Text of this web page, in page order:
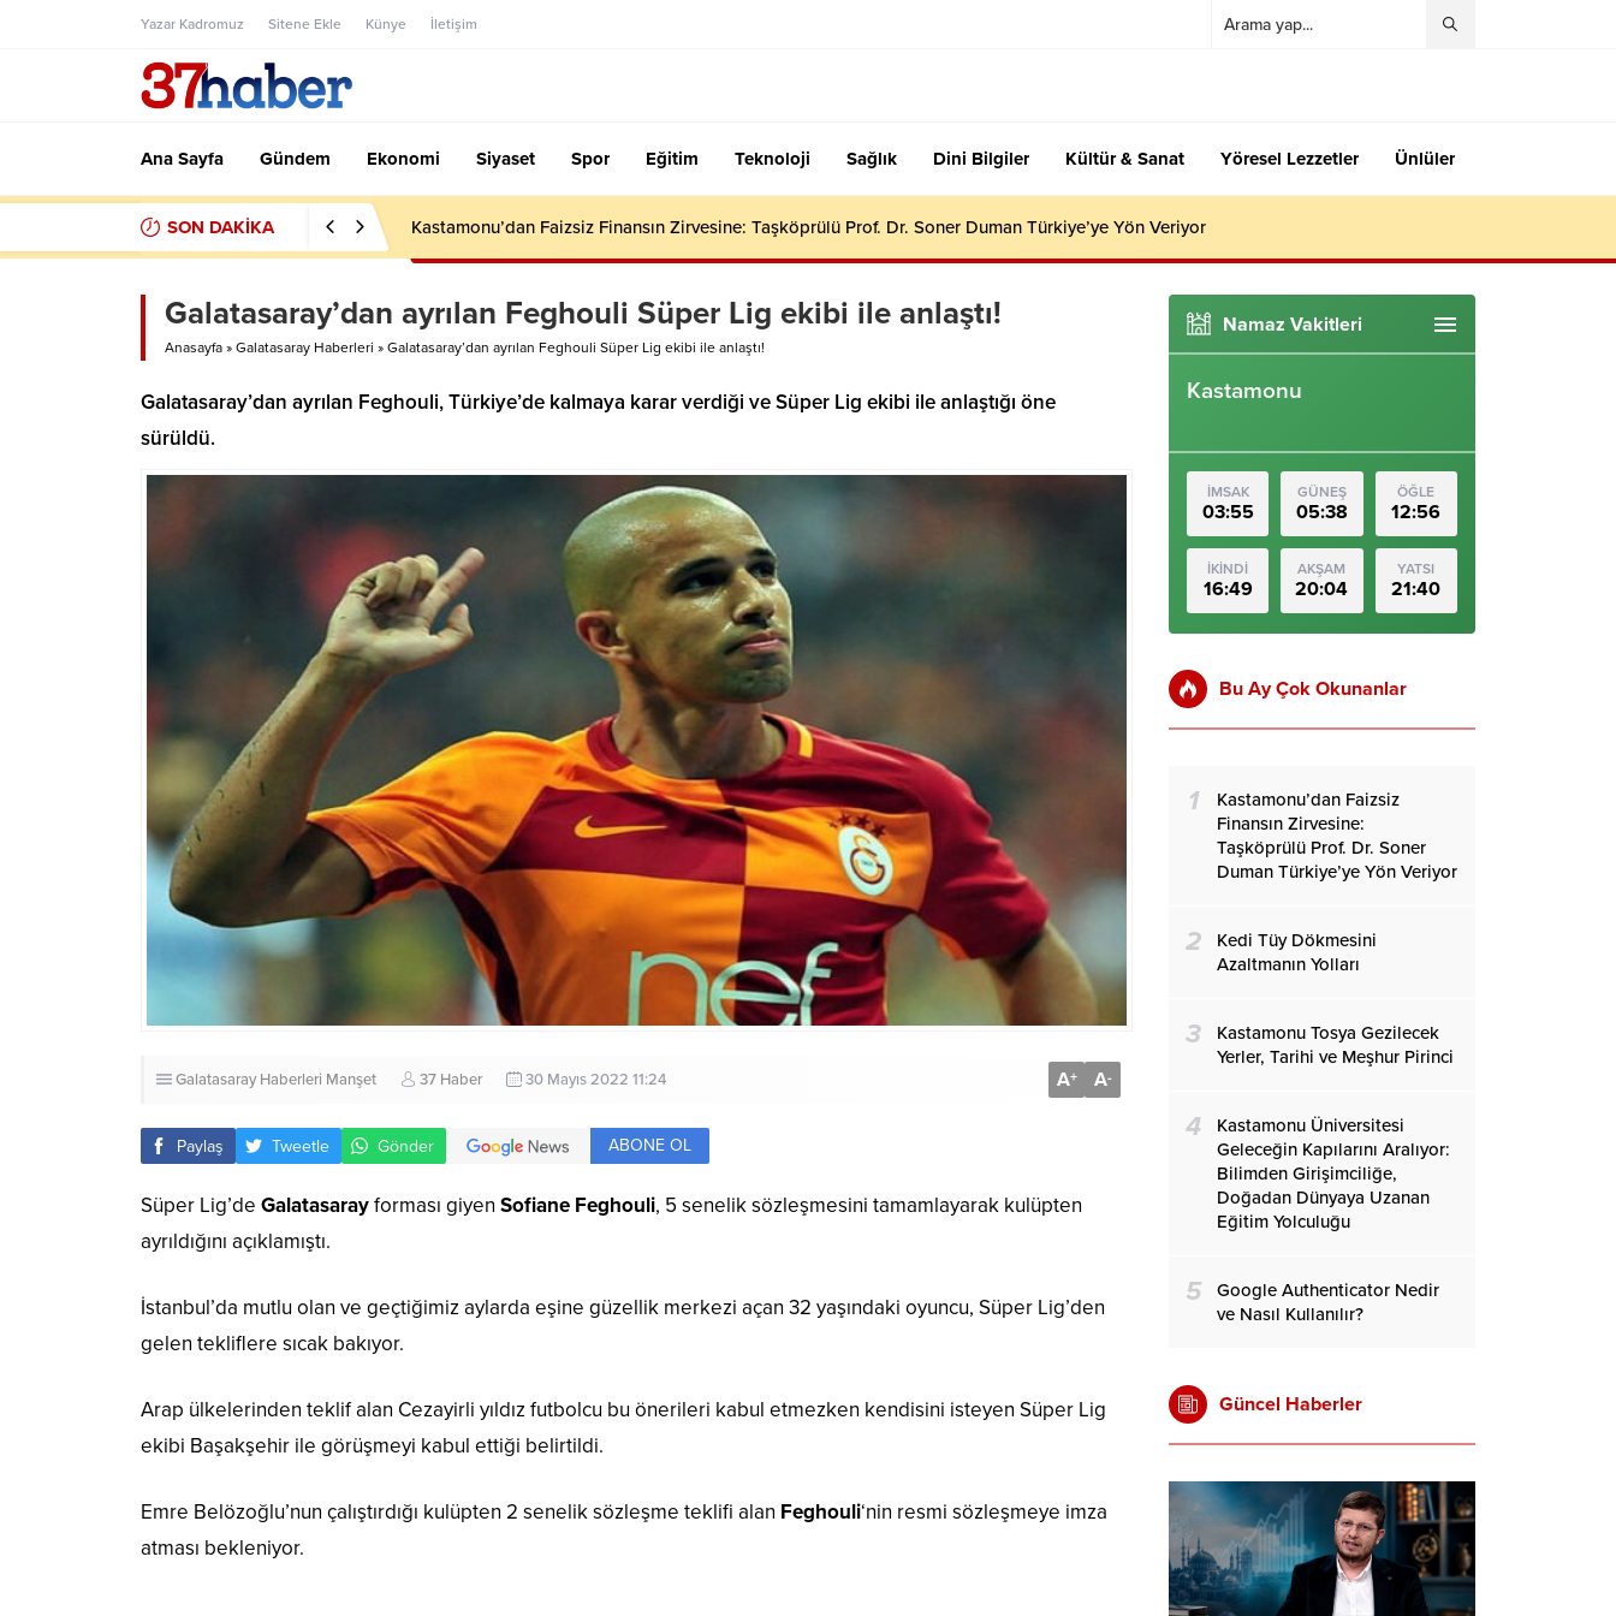
Yazar Kadromuz Sitene Ekle Künye İletişim
Ana Sayfa Gündem Ekonomi Siyaset Spor Eğitim Teknoloji Sağlık Dini Bilgiler Kültür & Sanat Yöresel Lezzetler Ünlüler
SON DAKİKA Kastamonu’dan Faizsiz Finansın Zirvesine: Taşköprülü Prof. Dr. Soner Duman Türkiye’ye Yön Veriyor
Galatasaray’dan ayrılan Feghouli Süper Lig ekibi ile anlaştı!
Anasayfa » Galatasaray Haberleri » Galatasaray’dan ayrılan Feghouli Süper Lig ekibi ile anlaştı!
Galatasaray’dan ayrılan Feghouli, Türkiye’de kalmaya karar verdiği ve Süper Lig ekibi ile anlaştığı öne
sürüldü.
Galatasaray Haberleri Manşet 37 Haber 30 Mayıs 2022 11:24 A+ A-
Paylaş Tweetle Gönder ABONE OL
Süper Lig’de Galatasarayforması giyen Sofiane Feghouli, 5 senelik sözleşmesini tamamlayarak kulüpten
ayrıldığını açıklamıştı.
İstanbul’da mutlu olan ve geçtiğimiz aylarda eşine güzellik merkezi açan 32 yaşındaki oyuncu, Süper Lig’den
gelen tekliflere sıcak bakıyor.
Arap ülkelerinden teklif alan Cezayirli yıldız futbolcu bu önerileri kabul etmezken kendisini isteyen Süper Lig
ekibi Başakşehir ile görüşmeyi kabul ettiği belirtildi.
Emre Belözoğlu’nun çalıştırdığı kulüpten 2 senelik sözleşme teklifi alan Feghouli‘nin resmi sözleşmeye imza
atması bekleniyor.
Namaz Vakitleri
Kastamonu
İMSAK
03:55
GÜNEŞ
05:38
ÖĞLE
12:56
İKİNDİ
16:49
AKŞAM
20:04
YATSI
21:40
Bu Ay Çok Okunanlar
1
Kastamonu’dan Faizsiz
Finansın Zirvesine:
Taşköprülü Prof. Dr. Soner
Duman Türkiye’ye Yön Veriyor
2
Kedi Tüy Dökmesini
Azaltmanın Yolları
3
Kastamonu Tosya Gezilecek
Yerler, Tarihi ve Meşhur Pirinci
4
Kastamonu Üniversitesi
Geleceğin Kapılarını Aralıyor:
Bilimden Girişimciliğe,
Doğadan Dünyaya Uzanan
Eğitim Yolculuğu
5
Google Authenticator Nedir
ve Nasıl Kullanılır?
Güncel Haberler